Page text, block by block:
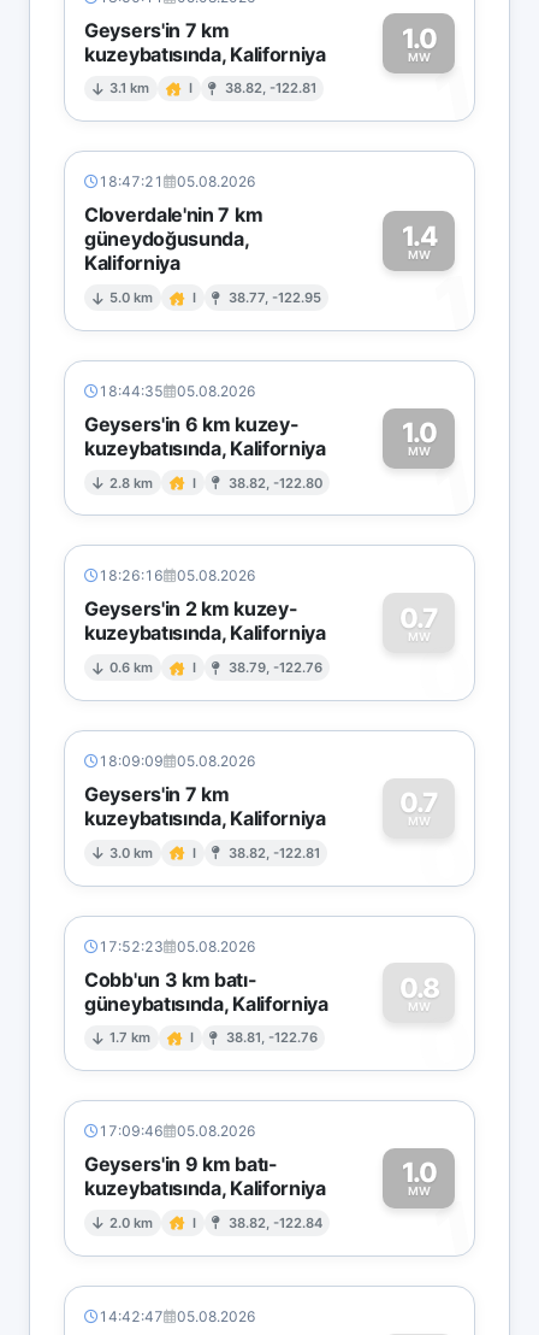
Geysers'in 7 km
kuzeybatısında, Kaliforniya
3.1 km I 38.82, -122.81
1.0
MW1
18:47:21 05.08.2026
Cloverdale'nin 7 km
güneydoğusunda,
Kaliforniya
5.0 km I 38.77, -122.95
1.4
MW
1
18:44:35 05.08.2026
Geysers'in 6 km kuzey-
kuzeybatısında, Kaliforniya
2.8 km I 38.82, -122.80
1.0
MW1
18:26:16 05.08.2026
Geysers'in 2 km kuzey-
kuzeybatısında, Kaliforniya
0.6 km I 38.79, -122.76
0.7
MW
0
18:09:09 05.08.2026
Geysers'in 7 km
kuzeybatısında, Kaliforniya
3.0 km I 38.82, -122.81
0.7
MW
0
17:52:23 05.08.2026
Cobb'un 3 km batı-
güneybatısında, Kaliforniya
1.7 km I 38.81, -122.76
0.8
MW
0
17:09:46 05.08.2026
Geysers'in 9 km batı-
kuzeybatısında, Kaliforniya
2.0 km I 38.82, -122.84
1.0
MW1
14:42:47 05.08.2026